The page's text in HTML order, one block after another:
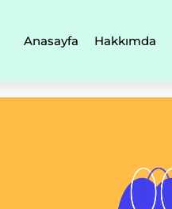
Anasayfa Hakkımda